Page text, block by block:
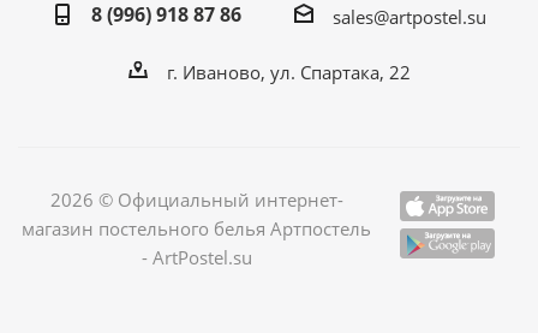
8 (996) 918 87 86
sales@artpostel.su
г. Иваново, ул. Спартака, 22
2026 © Официальный интернет-
магазин постельного белья Артпостель
- ArtPostel.su